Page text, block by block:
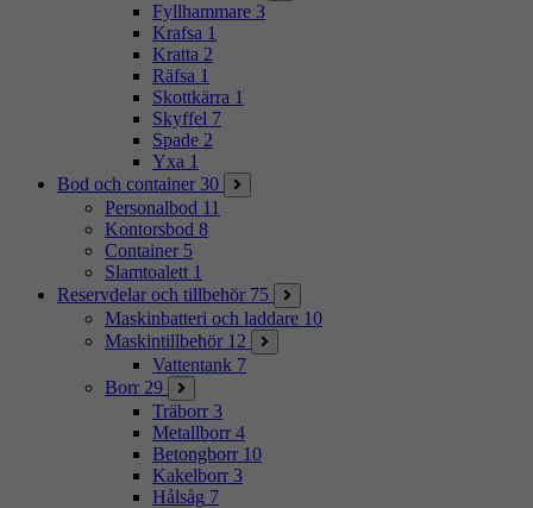
Fyllhammare 3
Krafsa 1
Kratta 2
Räfsa 1
Skottkärra 1
Skyffel 7
Spade 2
Yxa 1
Bod och container 30
Personalbod 11
Kontorsbod 8
Container 5
Slamtoalett 1
Reservdelar och tillbehör 75
Maskinbatteri och laddare 10
Maskintillbehör 12
Vattentank 7
Borr 29
Träborr 3
Metallborr 4
Betongborr 10
Kakelborr 3
Hålsåg 7